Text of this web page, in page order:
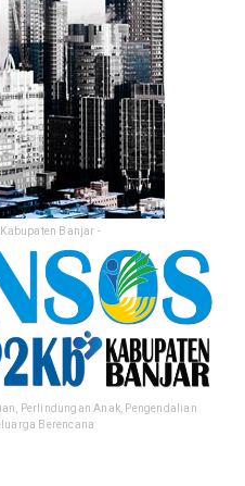
Banjar -
Perlindungan Anak, Pengendalian
Berencana